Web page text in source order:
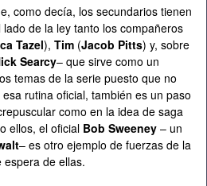
como decía, los secundarios tienen
de la ley tanto los compañeros
Tazel), Tim (Jacob Pitts) y, sobre
Searcy– que sirve como un
temas de la serie puesto que no
rutina oficial, también es un paso
como en la idea de saga
ellos, el oficial Bob Sweeney – un
– es otro ejemplo de fuerzas de la
espera de ellas.